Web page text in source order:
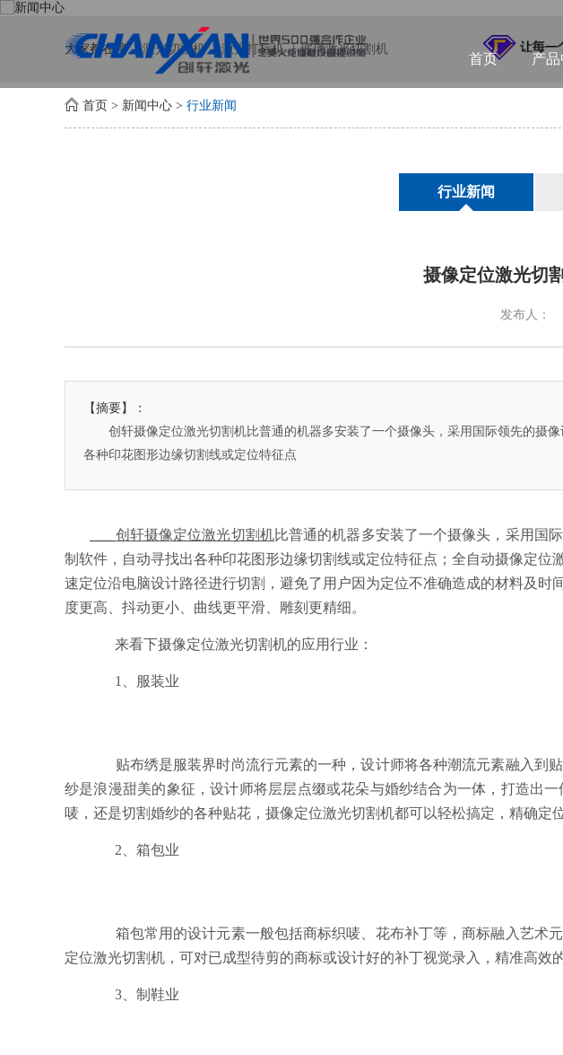
首页 产
大家都在搜: 激光切割机 激光打标机 玻璃激光切割机
首页 > 新闻中心 > 行业新闻
行业新闻
摄像定位激光切
发布人：
【摘要】：
创轩摄像定位激光切割机比普通的机器多安装了一个摄像头，采用国际领先的摄
各种印花图形边缘切割线或定位特征点
创轩摄像定位激光切割机比普通的机器多安装了一个摄像头，采用国
制软件，自动寻找出各种印花图形边缘切割线或定位特征点；全自动摄像定
速定位沿电脑设计路径进行切割，避免了用户因为定位不准确造成的材料及
度更高、抖动更小、曲线更平滑、雕刻更精细。
来看下摄像定位激光切割机的应用行业：
1、服装业
贴布绣是服装界时尚流行元素的一种，设计师将各种潮流元素融入到
纱是浪漫甜美的象征，设计师将层层点缀或花朵与婚纱结合为一体，打造出
唛，还是切割婚纱的各种贴花， 摄像定位激光切割机都可以轻松搞定，精确定
2、箱包业
箱包常用的设计元素一般包括商标织唛、花布补丁等，商标融入艺术
定位激光切割机 ，可对已成型待剪的商标或设计好的补丁视觉录入，精准高
3、制鞋业